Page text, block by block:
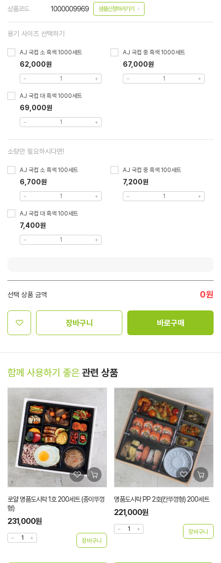
상품코드 1000009969 샘플신청하러가기
용기 사이즈 선택하기
AJ 국컵 소 흑색 1000세트
62,000원
AJ 국컵 중 흑색 1000세트
67,000원
AJ 국컵 대 흑색 1000세트
69,000원
소량만 필요하시다면!
AJ 국컵 소 흑색 100세트
6,700원
AJ 국컵 중 흑색 100세트
7,200원
AJ 국컵 대 흑색 100세트
7,400원
선택 상품 금액 0원
장바구니 바로구매
함께 사용하기 좋은 관련 상품
로얄 명품도시락 1호 200세트 (종이뚜껑
형)
231,000원
명품도시락 PP 2호(칸뚜껑형) 200세트
221,000원